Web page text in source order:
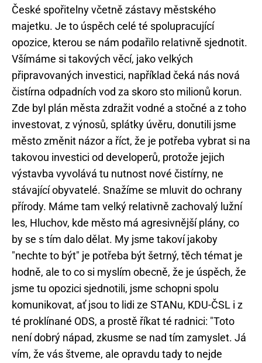
České spořitelny včetně zástavy městského
majetku. Je to úspěch celé té spolupracující
opozice, kterou se nám podařilo relativně sjednotit.
Všímáme si takových věcí, jako velkých
připravovaných investici, například čeká nás nová
čistírna odpadních vod za skoro sto milionů korun.
Zde byl plán města zdražit vodné a stočné a z toho
investovat, z výnosů, splátky úvěru, donutili jsme
město změnit názor a říct, že je potřeba vybrat si na
takovou investici od developerů, protože jejich
výstavba vyvolává tu nutnost nové čistírny, ne
stávající obyvatelé. Snažíme se mluvit do ochrany
přírody. Máme tam velký relativně zachovalý lužní
les, Hluchov, kde město má agresivnější plány, co
by se s tím dalo dělat. My jsme takoví jakoby
"nechte to být" je potřeba být šetrný, těch témat je
hodně, ale to co si myslím obecně, že je úspěch, že
jsme tu opozici sjednotili, jsme schopni spolu
komunikovat, ať jsou to lidi ze STANu, KDU-ČSL i z
té proklínané ODS, a prostě říkat té radnici: "Toto
není dobrý nápad, zkusme se nad tím zamyslet. Já
vím, že vás štveme, ale opravdu tady to nejde